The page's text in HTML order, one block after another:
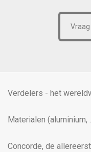
Verdelers - het
Materialen (aluminium,
Concorde, de